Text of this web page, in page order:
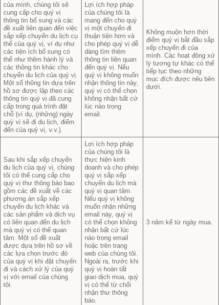
của mình, chúng tôi sẽ
cung cấp cho quý vị
thông tin bổ sung và các
đề xuất liên quan đến việc
sắp xếp chuyến du lịch cụ
thể của quý vị, ví dụ như
các tiện ích bổ sung có
thể như thêm hành lý và
các thông tin khác cho
chuyến du lịch của quý vị.
Một số thông tin dựa trên
hồ sơ được lập theo các
thông tin quý vị đã cung
cấp trong quá trình đặt
chỗ (ví dụ, (những) ngày
quý vị sẽ đi du lịch, điểm
đến của quý vị, v.v.).
Lợi ích hợp pháp
của chúng tôi là
mang đến cho quý
vị một chuyến đi
thuận tiện hơn và
cho phép quý vị dễ
dàng tìm thêm
thông tin liên quan
đến quý vị. Nếu
quý vị không muốn
nhận thông tin này,
quý vị có thể chọn
không nhận bất cứ
lúc nào trong
email.
Không muộn hơn thời
điểm quý vị bắt đầu sắp
xếp chuyến đi của
mình. Các hoạt động xử
lý tương tự khác có thể
tiếp tục theo những
mục đích được nêu bên
dưới.
Sau khi sắp xếp chuyến
du lịch của quý vị, chúng
tôi có thể cung cấp cho
quý vị thư thông báo bao
gồm các đề xuất về các
phương án sắp xếp
chuyến du lịch khác và
các sản phẩm và dịch vụ
có liên quan đến du lịch
mà quý vị có thể quan
tâm. Một số đề xuất
được dựa trên hồ sơ về
các lựa chọn trước đó
của quý vị khi đặt chuyến
đi và cách xử lý của quý
vị với email của chúng
tôi.
Lợi ích hợp pháp
của chúng tôi là
thực hiện kinh
doanh và cho phép
quý vị sắp xếp
chuyến du lịch mà
quý vị quan tâm.
Nếu quý vị không
muốn nhận những
email này, quý vị
có thể chọn không
nhận bất cứ lúc
nào trong email
hoặc trên trang
web của chúng tôi.
Ngoài ra, trước khi
quý vị hoàn tất
giao dịch mua, quý
vị có thể từ chối
nhận thư thông
báo.
3 năm kể từ ngày mua.